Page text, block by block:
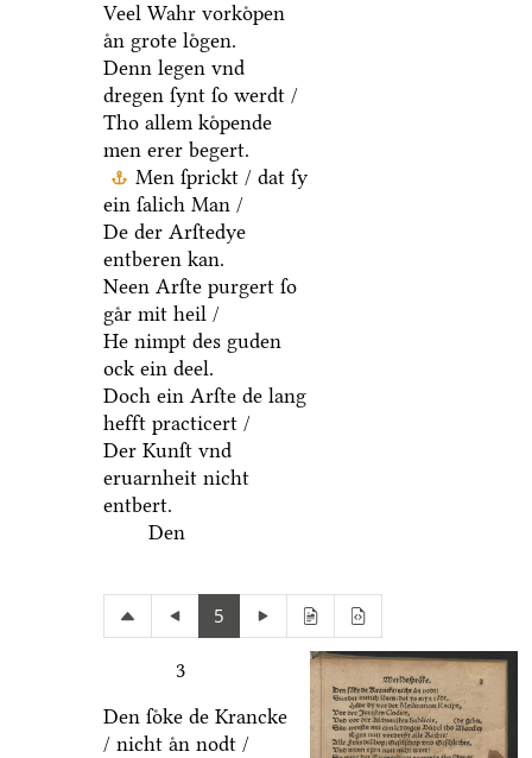
Veel Wahr vorkoͤpen
aͤn grote loͤgen.
Denn legen vnd
dregen ſynt ſo werdt /
Tho allem koͤpende
men erer begert.
Men ſprickt / dat ſy
ein ſalich Man /
De der Arſtedye
entberen kan.
Neen Arſte purgert ſo
gaͤr mit heil /
He nimpt des guden
ock ein deel.
Doch ein Arſte de lang
hefft practicert /
Der Kunſt vnd
eruarnheit nicht
entbert.
Den
5
3
Den ſoͤke de Krancke
/ nicht aͤn nodt /